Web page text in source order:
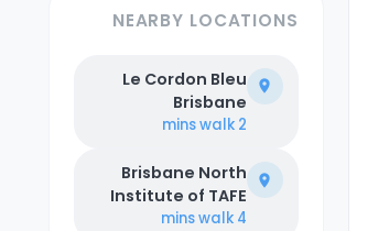
NEARBY LOCATIONS
Le Cordon Bleu
Brisbane
2 mins
walk
Brisbane North
Institute of TAFE
4 mins
walk